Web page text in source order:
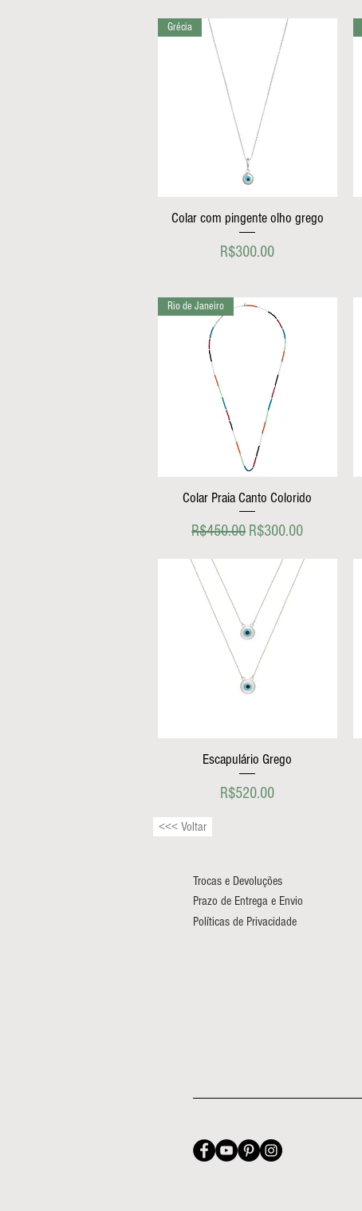
Grécia
Colar com pingente olho grego
Price
R$300.00
Rio de Janeiro
Colar Praia Canto Colorido
Regular Price
R$450.00 Sale Price
R$300.00
Escapulário Grego
Price
R$520.00
<<< Voltar
Trocas e Devoluções
Prazo de Entrega e Envio
Políticas de Privacidade